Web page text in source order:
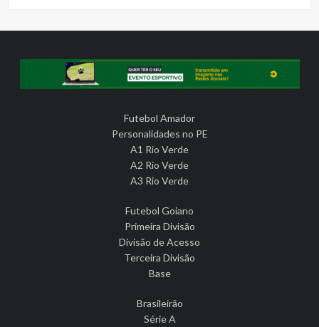
Futebol Amador
Personalidades no PE
A1 Rio Verde
A2 Rio Verde
A3 Rio Verde
Futebol Goiano
Primeira Divisão
Divisão de Acesso
Terceira Divisão
Base
Brasileirão
Série A